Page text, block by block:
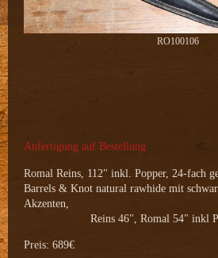
RO100106
Anfertigung auf Bestellung.
Romal Reins, 112" inkl. Popper, 24-fach
Barrels & Knot natural rawhide mit
Reins 46", Romal 54" inkl
Preis: 689€